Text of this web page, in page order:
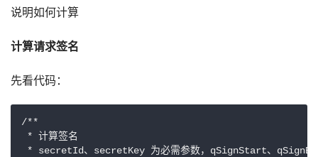
说明如何计算
计算请求签名
先看代码：
/**
* 计算签名
* secretId、secretKey 为必需参数，qSignStart、qSignEnd